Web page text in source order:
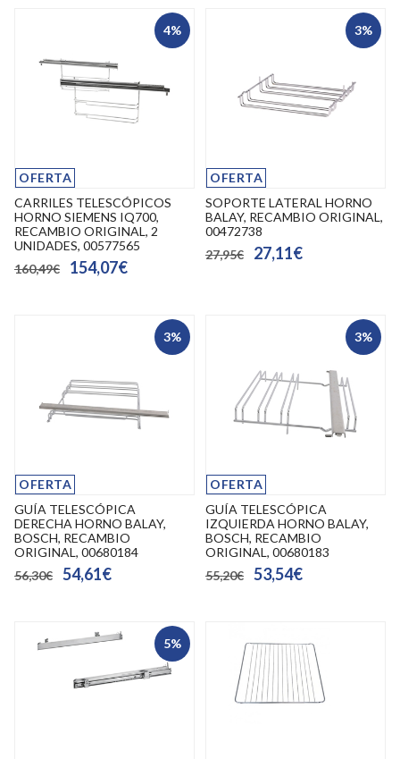
4%
OFERTA
CARRILES TELESCÓPICOS
HORNO SIEMENS IQ700,
RECAMBIO ORIGINAL, 2
UNIDADES, 00577565
160,49€
154,07€
3%
OFERTA
SOPORTE LATERAL HORNO
BALAY, RECAMBIO ORIGINAL,
00472738
27,95€
27,11€
3%
OFERTA
GUÍA TELESCÓPICA
DERECHA HORNO BALAY,
BOSCH, RECAMBIO
ORIGINAL, 00680184
56,30€
54,61€
3%
OFERTA
GUÍA TELESCÓPICA
IZQUIERDA HORNO BALAY,
BOSCH, RECAMBIO
ORIGINAL, 00680183
55,20€
53,54€
5%